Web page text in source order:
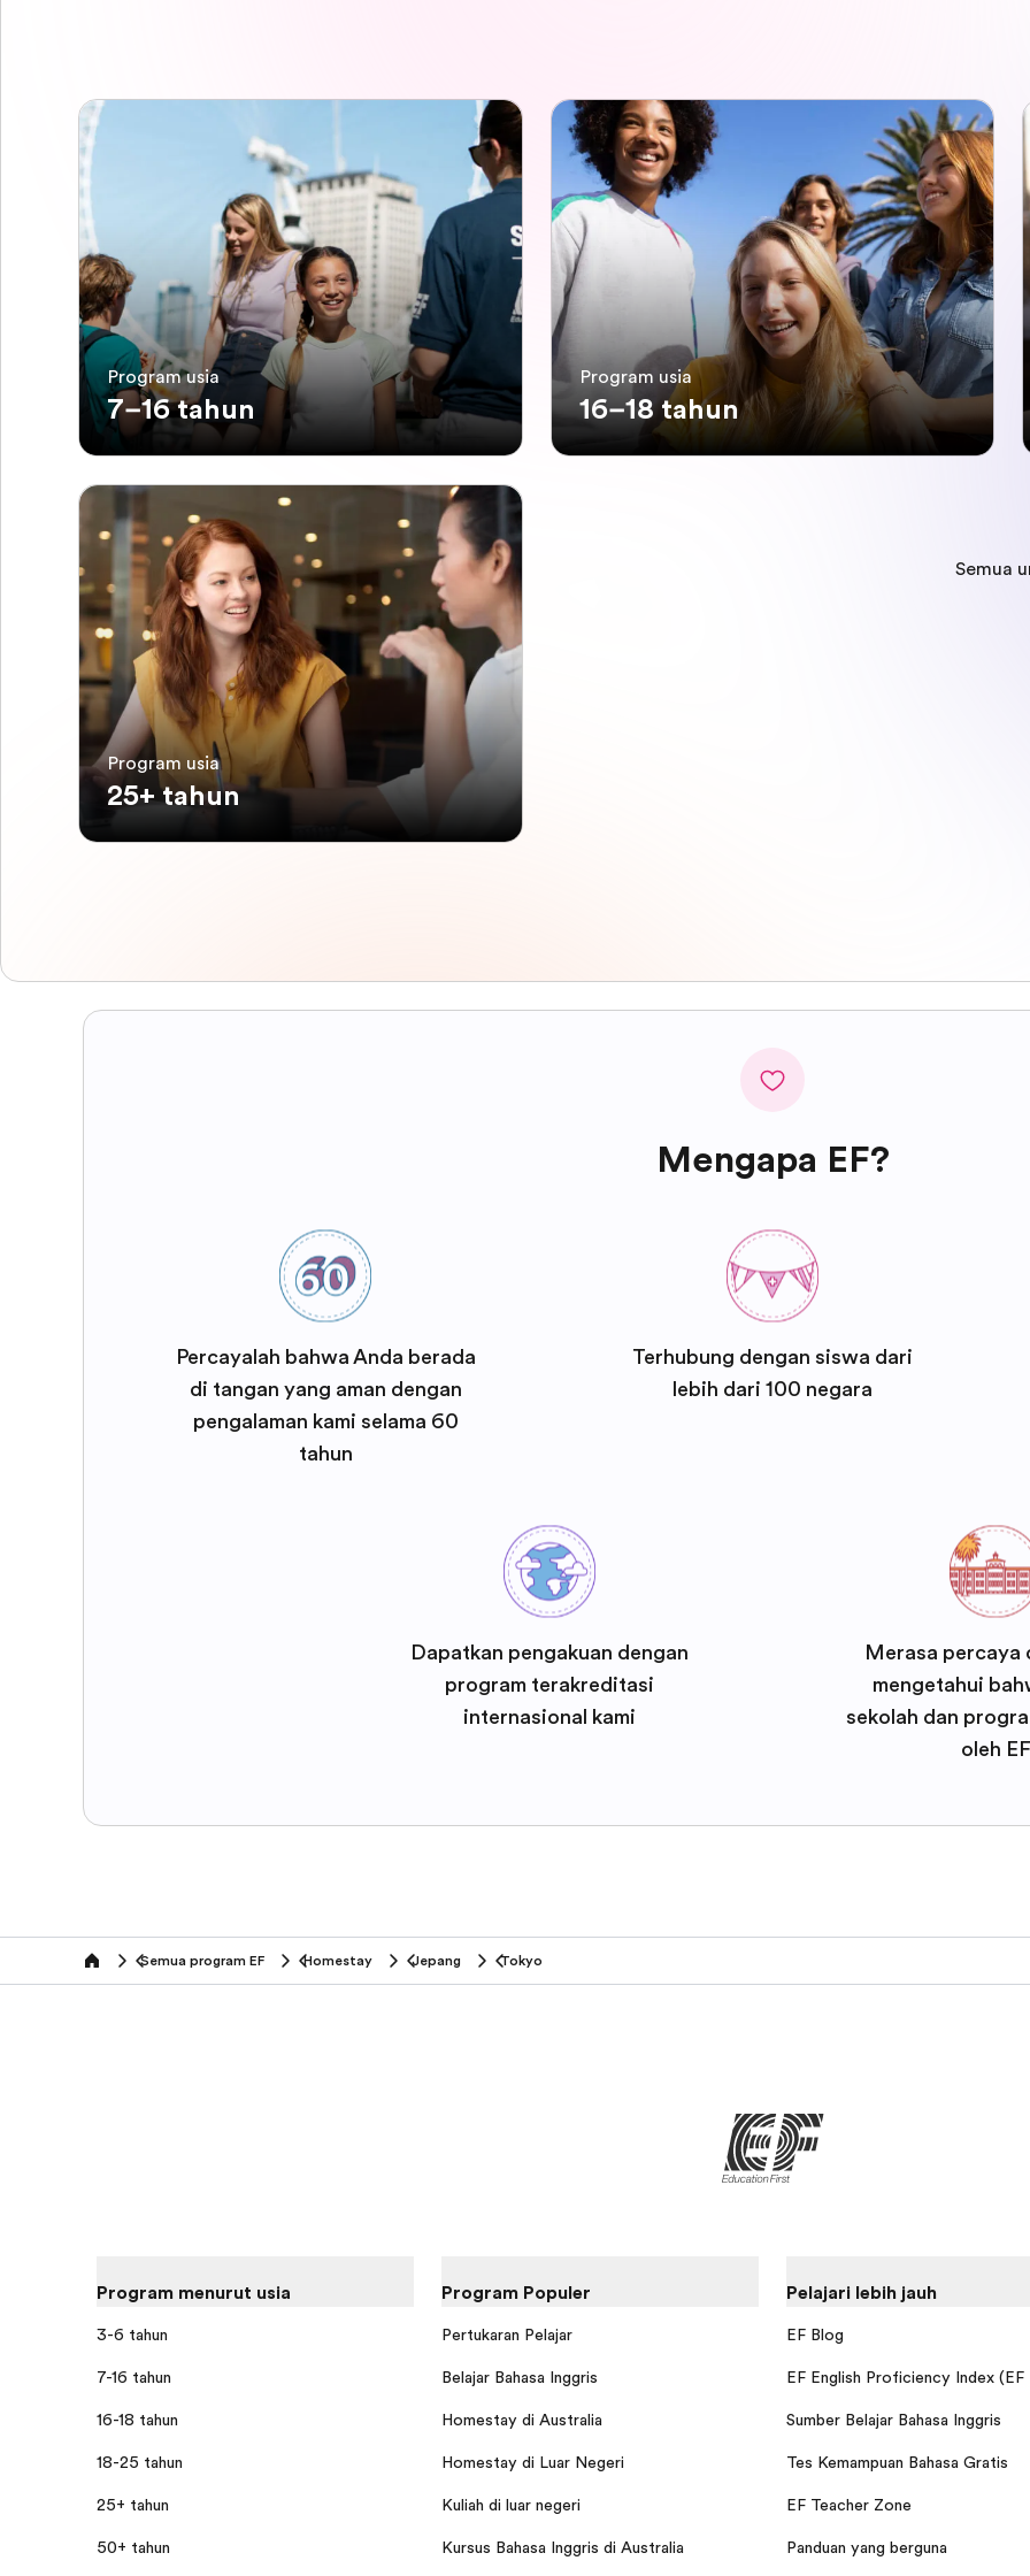
Program usia
7–16 tahun
Program usia
16–18 tahun
Program usia
25+ tahun
Semua
Mengapa EF?
Percayalah bahwa Anda berada
di tangan yang aman dengan
pengalaman kami selama 60
tahun
Terhubung dengan siswa dari
lebih dari 100 negara
Dapatkan pengakuan dengan
program terakreditasi
internasional kami
Merasa percaya
mengetahui
sekolah dan
oleh EF
home Semua program EF Homestay Jepang Tokyo
Program menurut usia
3-6 tahun
7-16 tahun
16-18 tahun
18-25 tahun
25+ tahun
50+ tahun
Program Populer
Pertukaran Pelajar
Belajar Bahasa Inggris
Homestay di Australia
Homestay di Luar Negeri
Kuliah di luar negeri
Kursus Bahasa Inggris di Australia
Pelajari lebih jauh
EF Blog
EF English Proficiency Index (EF
Sumber Belajar Bahasa Inggris
Tes Kemampuan Bahasa Gratis
EF Teacher Zone
Panduan yang berguna